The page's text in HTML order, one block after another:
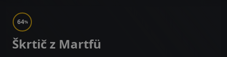
64%
Škrtič z Martfü